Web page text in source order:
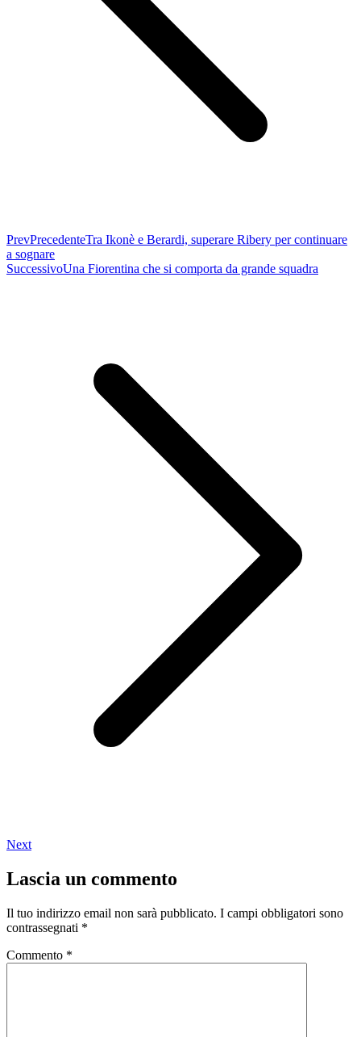
PrevPrecedenteTra Ikonè e Berardi, superare Ribery per continuare
a sognare
SuccessivoUna Fiorentina che si comporta da grande squadra
Next
Lascia un commento
Il tuo indirizzo email non sarà pubblicato. I campi obbligatori sono
contrassegnati *
Commento *